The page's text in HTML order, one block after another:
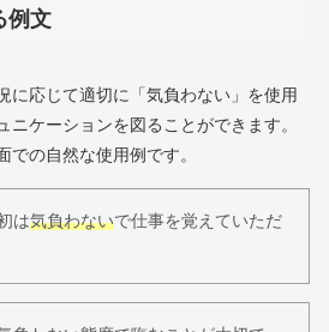
例文
に応じて適切に「気負わない」を使用
ニケーションを図ることができます。
での自然な使用例です。
は気負わないで仕事を覚えていただ